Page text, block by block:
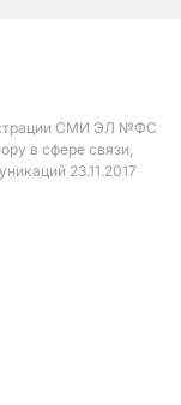
СМИ ЭЛ №ФС
в сфере связи,
23.11.2017